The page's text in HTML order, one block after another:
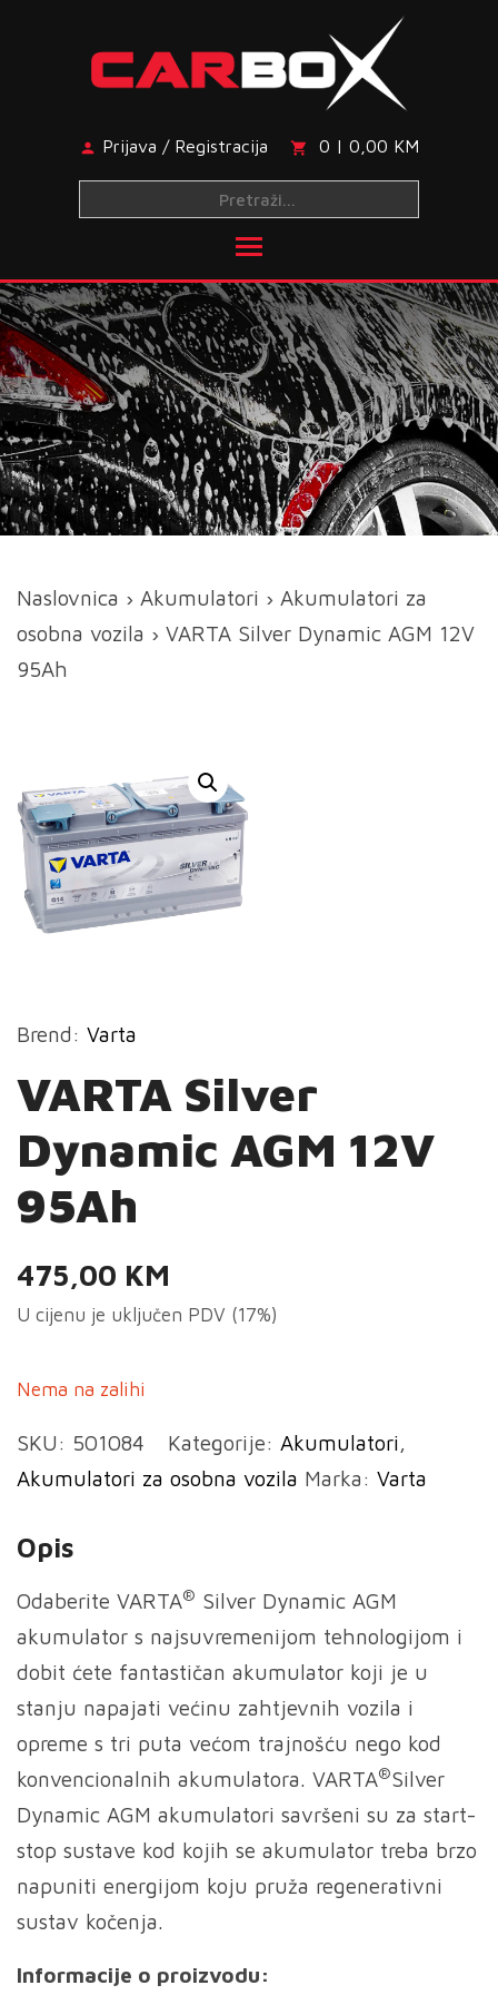
Prijava / Registracija 0 | 0,00 KM
Naslovnica › Akumulatori › Akumulatori za
osobna vozila › VARTA Silver Dynamic AGM 12V
95Ah
Brend: Varta
VARTA Silver
Dynamic AGM 12V
95Ah
475,00 KM
U cijenu je uključen PDV (17%)
Nema na zalihi
SKU: 501084 Kategorije: Akumulatori,
Akumulatori za osobna vozila Marka: Varta
Opis
Odaberite VARTA® Silver Dynamic AGM
akumulator s najsuvremenijom tehnologijom i
dobit ćete fantastičan akumulator koji je u
stanju napajati većinu zahtjevnih vozila i
opreme s tri puta većom trajnošću nego kod
konvencionalnih akumulatora. VARTA®Silver
Dynamic AGM akumulatori savršeni su za start-
stop sustave kod kojih se akumulator treba brzo
napuniti energijom koju pruža regenerativni
sustav kočenja.
Informacije o proizvodu: